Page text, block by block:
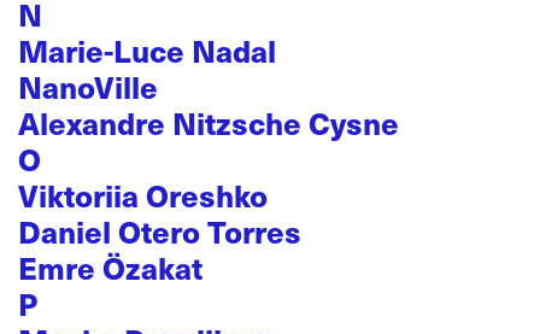
N
Marie-Luce Nadal
NanoVille
Alexandre Nitzsche Cysne
O
Viktoriia Oreshko
Daniel Otero Torres
Emre Özakat
P